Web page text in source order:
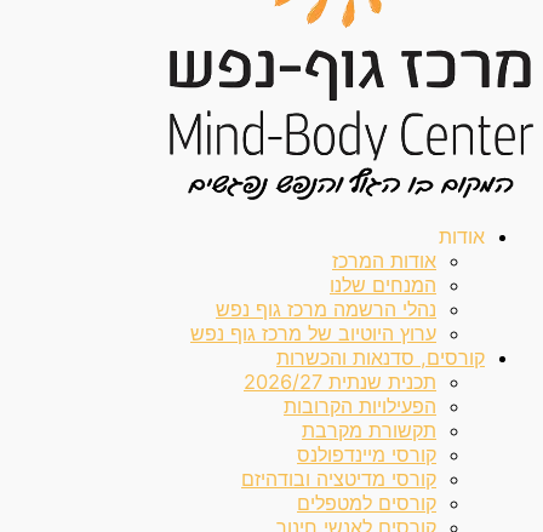
אודות
אודות המרכז
המנחים שלנו
נהלי הרשמה מרכז גוף נפש
ערוץ היוטיוב של מרכז גוף נפש
קורסים, סדנאות והכשרות
תכנית שנתית 2026/27
הפעילויות הקרובות
תקשורת מקרבת
קורסי מיינדפולנס
קורסי מדיטציה ובודהיזם
קורסים למטפלים